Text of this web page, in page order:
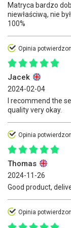
Matryca bardzo
niewłaściwą, nie
100%
Opinia
Jacek
2024-02-04
I recommend the
quality very okay.
Opinia
Thomas
2024-11-26
Good product,
Opinia